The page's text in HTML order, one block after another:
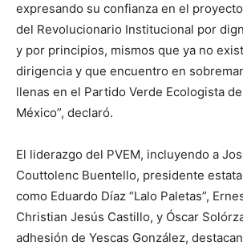
expresando su confianza en el
del Revolucionario Institucional por
y por principios, mismos que ya no
dirigencia y que encuentro en
llenas en el Partido Verde Ecologista
México”, declaró.
El liderazgo del PVEM, incluyendo a
Couttolenc Buentello, presidente
como Eduardo Díaz “Lalo Paletas”,
Christian Jesús Castillo, y Óscar
adhesión de Yescas González,